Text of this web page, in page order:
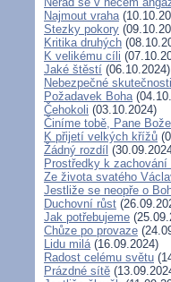
Najmout vraha
Stezky pokory
Kritika druhých
K velikému cíli
Jaké štěstí (06.10.2024)
Nebezpečné skutečnosti
Požadavek Boha
Čehokoli (03.10.2024)
Činíme tobě, Pane
K přijetí velkých křížů
Žádný rozdíl
Prostředky k
Ze života svatého
Jestliže se neopře o
Duchovní růst
Jak potřebujeme
Chůze po provaze
Lidu milá(16.09.2024)
Radost celému světu
Prázdné sítě